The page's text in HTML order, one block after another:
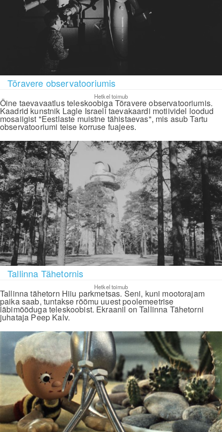
Tõravere observatooriumis
Hetkel toimub
Öine taevavaatlus teleskoobiga Tõravere observatooriumis.
Kaadrid kunstnik Lagle Israeli taevakaardi motiividel loodud
mosaiigist "Eestlaste muistne tähistaevas", mis asub Tartu
observatooriumi teise korruse fuajees.
Tallinna Tähetornis
Hetkel toimub
Tallinna tähetorn Hiiu parkmetsas. Seni, kuni mootorajam
paika saab, tuntakse rõõmu uuest poolemeetrise
läbimõõduga teleskoobist. Ekraanil on Tallinna Tähetorni
juhataja Peep Kalv.